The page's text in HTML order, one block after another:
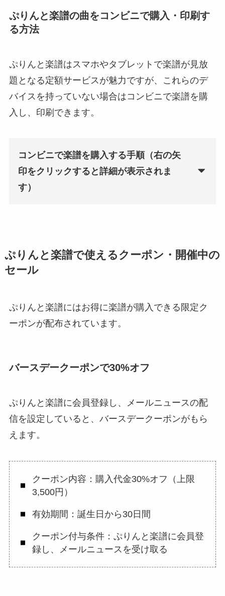
ぷりんと楽譜の曲をコンビニで購入・印刷す
る方法
ぷりんと楽譜はスマホやタブレットで楽譜が見放
題となる定額サービスが魅力ですが、これらのデ
バイスを持っていない場合はコンビニで楽譜を購
入し、印刷できます。
コンビニで楽譜を購入する手順（右の矢
印をクリックすると詳細が表示されま
す）
ぷりんと楽譜で使えるクーポン・開催中の
セール
ぷりんと楽譜にはお得に楽譜が購入できる限定ク
ーポンが配布されています。
バースデークーポンで30%オフ
ぷりんと楽譜に会員登録し、メールニュースの配
信を設定していると、バースデークーポンがもら
えます。
クーポン内容：購入代金30%オフ（上限
3,500円）
有効期間：誕生日から30日間
クーポン付与条件：ぷりんと楽譜に会員登
録し、メールニュースを受け取る